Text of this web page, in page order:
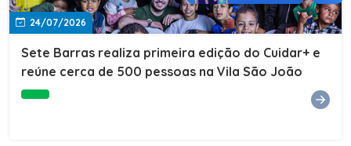
24/07/2026
Sete Barras realiza primeira edição do Cuidar+ e
reúne cerca de 500 pessoas na Vila São João